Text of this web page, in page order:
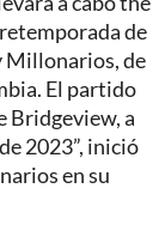
de
Millonarios, de
El partido
Bridgeview, a
2023”, inició
en su